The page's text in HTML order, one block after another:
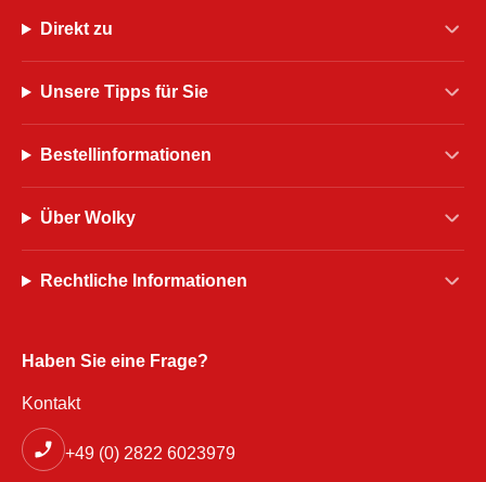
Direkt zu
Unsere Tipps für Sie
Bestellinformationen
Über Wolky
Rechtliche Informationen
Haben Sie eine Frage?
Kontakt
+49 (0) 2822 6023979